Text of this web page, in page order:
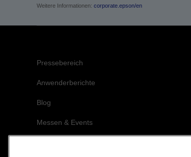
Weitere Informationen: corporate.epson/en
Pressebereich
Anwenderberichte
Blog
Messen & Events